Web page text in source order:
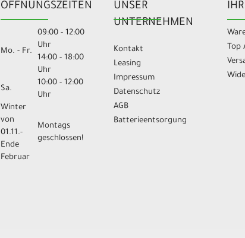
ÖFFNUNGSZEITEN
Mo. - Fr.
09:00 - 12:00
Uhr
14:00 - 18:00
Uhr
Sa.
10:00 - 12:00
Uhr
Winter
von
01.11.-
Ende
Februar
Montags
geschlossen!
UNSER
UNTERNEHMEN
Kontakt
Leasing
Impressum
Datenschutz
AGB
Batterieentsorgung
Top